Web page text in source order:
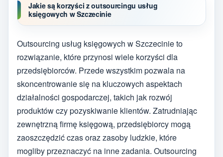
Jakie są korzyści z outsourcingu usług
księgowych w Szczecinie
Outsourcing usług księgowych w Szczecinie to
rozwiązanie, które przynosi wiele korzyści dla
przedsiębiorców. Przede wszystkim pozwala na
skoncentrowanie się na kluczowych aspektach
działalności gospodarczej, takich jak rozwój
produktów czy pozyskiwanie klientów. Zatrudniając
zewnętrzną firmę księgową, przedsiębiorcy mogą
zaoszczędzić czas oraz zasoby ludzkie, które
mogliby przeznaczyć na inne zadania. Outsourcing